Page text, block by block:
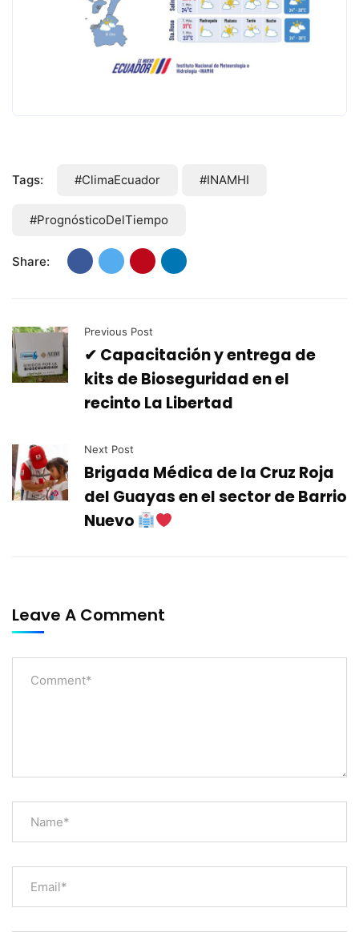
Tags: #ClimaEcuador #INAMHI
#PrognósticoDelTiempo
Share:
Previous Post
✔ Capacitación y entrega de
kits de Bioseguridad en el
recinto La Libertad
Next Post
Brigada Médica de la Cruz Roja
del Guayas en el sector de Barrio
Nuevo
Leave A Comment